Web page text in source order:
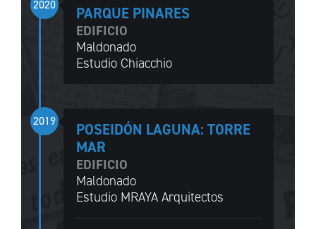
2020 PARQUE PINARES
EDIFICIO
Maldonado
Estudio Chiacchio
2019
POSEIDÓN LAGUNA: TORRE
MAR
EDIFICIO
Maldonado
Estudio MRAYA Arquitectos